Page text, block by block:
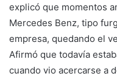
explicó que momentos
Mercedes Benz, tipo
empresa, quedando el
Afirmó que todavía
cuando vio acercarse a